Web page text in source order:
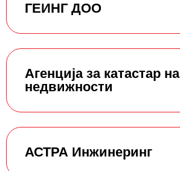
ГЕИНГ ДОО
Агенција за катастар на
недвижности
АСТРА Инжинеринг